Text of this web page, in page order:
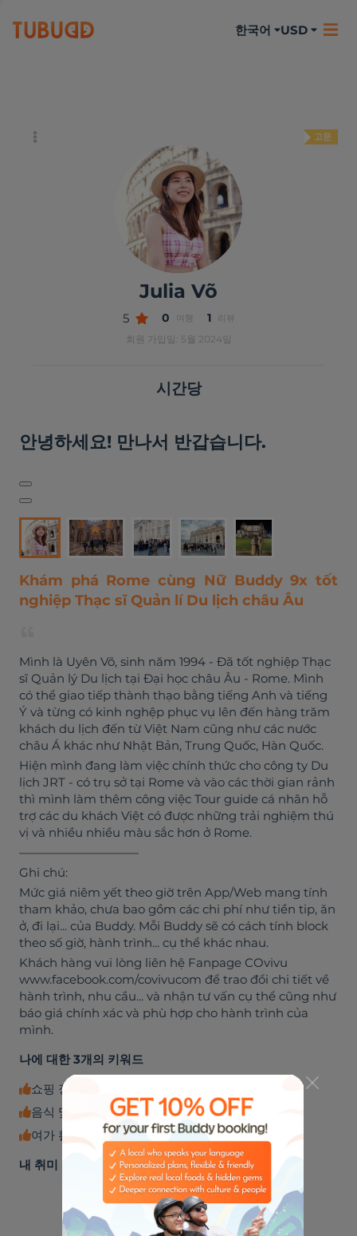
한국어 USD
고문
Julia Võ
5 0 여행 1 리뷰
회원 가입일: 5월 2024일
시간당
안녕하세요! 만나서 반갑습니다.
Khám phá Rome cùng Nữ Buddy 9x tốt
nghiệp Thạc sĩ Quản lí Du lịch châu Âu
Mình là Uyên Võ, sinh năm 1994 - Đã tốt nghiệp Thạc
sĩ Quản lý Du lịch tại Đại học châu Âu - Rome. Mình
có thể giao tiếp thành thạo bằng tiếng Anh và tiếng
Ý và từng có kinh nghệp phục vụ lên đến hàng trăm
khách du lịch đến từ Việt Nam cũng như các nước
châu Á khác như Nhật Bản, Trung Quốc, Hàn Quốc.
Hiện mình đang làm việc chính thức cho công ty Du
lịch JRT - có trụ sở tại Rome và vào các thời gian rảnh
thì mình làm thêm công việc Tour guide cá nhân hỗ
trợ các du khách Việt có được những trải nghiệm thú
vị và nhiều nhiều màu sắc hơn ở Rome.
——————————
Ghi chú:
Mức giá niêm yết theo giờ trên App/Web mang tính
tham khảo, chưa bao gồm các chi phí như tiền tip, ăn
ở, đi lại... của Buddy. Mỗi Buddy sẽ có cách tính block
theo số giờ, hành trình... cụ thể khác nhau.
Khách hàng vui lòng liên hệ Fanpage COvivu
www.facebook.com/covivucom để trao đổi chi tiết về
hành trình, nhu cầu... và nhận tư vấn cụ thể cũng như
báo giá chính xác và phù hợp cho hành trình của
mình.
나에 대한 3개의 키워드
쇼핑 장소
음식 및 음료
여가 활동
내 취미
🏈 🎸